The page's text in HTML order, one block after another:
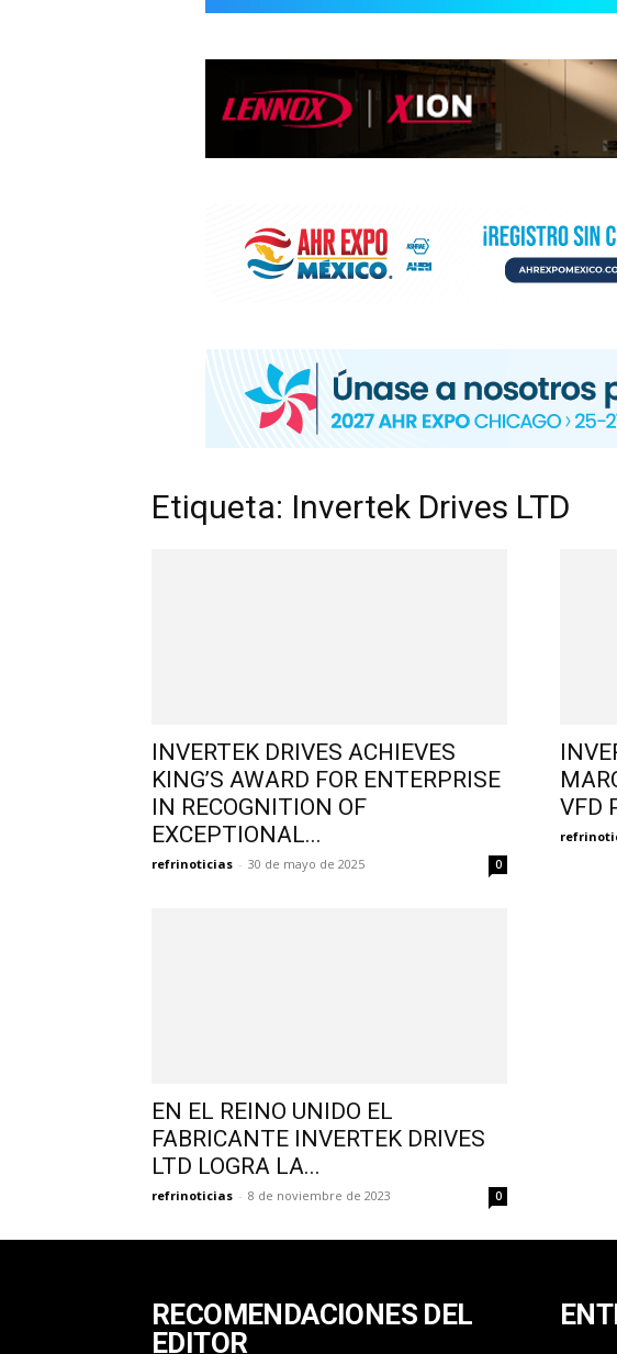
INFORMACIÓN
HVAC/R
DE
Etiqueta: Invertek Drives LTD
INVERTEK DRIVES ACHIEVES
KING’S AWARD FOR ENTERPRISE
IN RECOGNITION OF
EXCEPTIONAL...
refrinoticias - 30 de mayo de 2025 0
VFD
EN EL REINO UNIDO EL
FABRICANTE INVERTEK DRIVES
LTD LOGRA LA...
refrinoticias - 8 de noviembre de 2023 0
RECOMENDACIONES DEL
EDITOR